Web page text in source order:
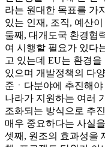
라는 원대한 목표를 가
있는 인재, 조직, 예산
둘째, 대개도국 환경협
여 시행할 필요가 있다
고 있는데 EU는 환경
있으며 개발정책의 다
준ㆍ다분야에 추진해
나라가 지원하는 여러
조화되는 방식으로 추
매우 중요하다는 사실
셋째, 원조의 효과성을